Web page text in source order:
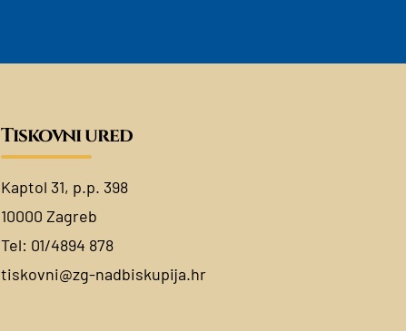
Tiskovni ured
Kaptol 31, p.p. 398
10000 Zagreb
Tel: 01/4894 878
tiskovni@zg-nadbiskupija.hr